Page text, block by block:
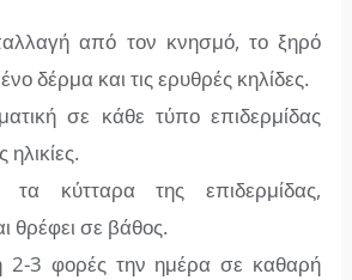
από τον κνησμό, το ξηρό
δέρμα και τις ερυθρές κηλίδες.
σε κάθε τύπο επιδερμίδας
ηλικίες.
τα κύτταρα της επιδερμίδας,
θρέφει σε βάθος.
2-3 φορές την ημέρα σε καθαρή